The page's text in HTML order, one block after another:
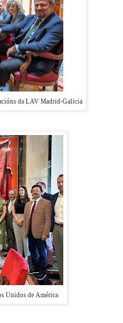
da LAV Madrid-Galicia
Unidos de América